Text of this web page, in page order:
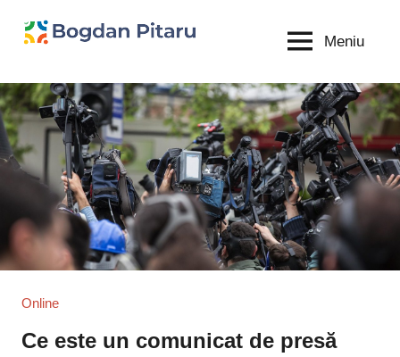
Bogdan
Pitaru
Meniu
Online
Ce este un comunicat de presă